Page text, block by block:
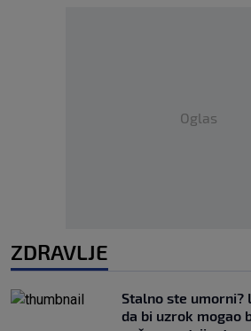
Oglas
ZDRAVLJE
Stalno ste umorni?
da bi uzrok mogao